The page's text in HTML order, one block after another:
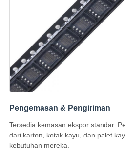
Chip manajemen daya
Pengemasan & Pengiriman
Tersedia kemasan ekspor standar.
dari karton, kotak kayu, dan palet
kebutuhan mereka.